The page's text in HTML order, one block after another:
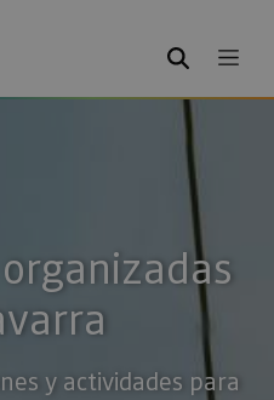
BUSCAR
y actividades para